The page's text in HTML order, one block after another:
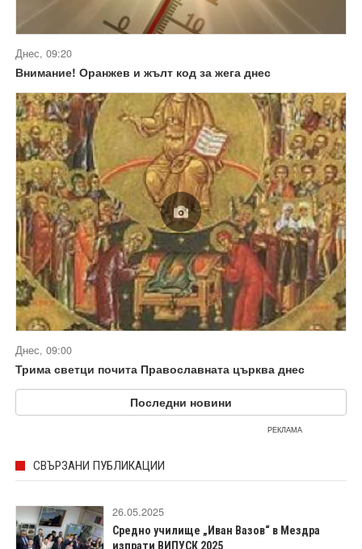
Днес, 09:20
Внимание! Оранжев и жълт код за жега днес
Днес, 09:00
Трима светци почита Православната църква днес
Последни новини
РЕКЛАМА
СВЪРЗАНИ ПУБЛИКАЦИИ
26.05.2025
Средно училище „Иван Вазов“ в Мездра
изпрати ВИПУСК 2025